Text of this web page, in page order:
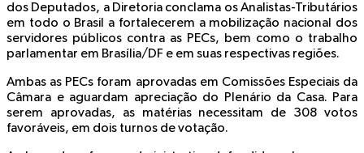
dos Deputados, a Diretoria conclama os Analistas-Tributários
em todo o Brasil a fortalecerem a mobilização nacional dos
servidores públicos contra as PECs, bem como o trabalho
parlamentar em Brasília/DF e em suas respectivas regiões.
Ambas as PECs foram aprovadas em Comissões Especiais da
Câmara e aguardam apreciação do Plenário da Casa. Para
serem aprovadas, as matérias necessitam de 308 votos
favoráveis, em dois turnos de votação.